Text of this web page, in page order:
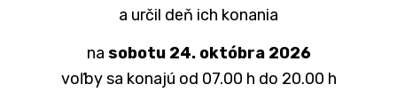
a určil deň ich konania
na sobotu 24. októbra 2026
voľby sa konajú od 07.00 h do 20.00 h